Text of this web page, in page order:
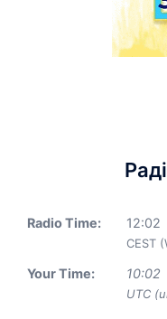
Radio Time: 12:02
CEST
Your Time: 10:02
UTC